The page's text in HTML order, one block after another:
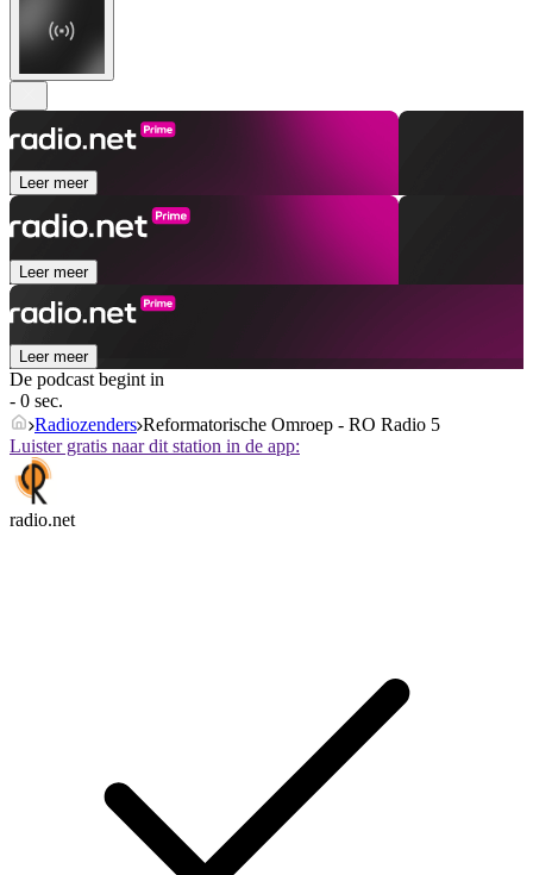
Leer meer
Leer meer
Leer meer
De podcast begint in
- 0 sec.
Radiozenders Reformatorische Omroep - RO Radio 5
Luister gratis naar dit station in de app:
radio.net